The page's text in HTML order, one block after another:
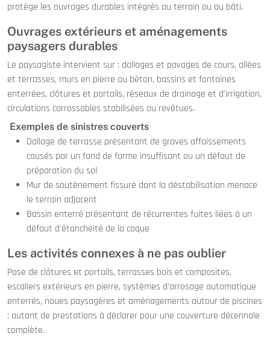
protège les ouvrages durables intégrés au terrain ou au bâti.
Ouvrages extérieurs et aménagements
paysagers durables
Le paysagiste intervient sur : dallages et pavages de cours, allées
et terrasses, murs en pierre ou béton, bassins et fontaines
enterrées, clôtures et portails, réseaux de drainage et d'irrigation,
circulations carrossables stabilisées ou revêtues.
Exemples de sinistres couverts
Dallage de terrasse présentant de graves affaissements
causés par un fond de forme insuffisant ou un défaut de
préparation du sol
Mur de soutènement fissuré dont la déstabilisation menace
le terrain adjacent
Bassin enterré présentant de récurrentes fuites liées à un
défaut d'étanchéité de la coque
Les activités connexes à ne pas oublier
Pose de clôtures et portails, terrasses bois et composites,
escaliers extérieurs en pierre, systèmes d'arrosage automatique
enterrés, noues paysagères et aménagements autour de piscines
: autant de prestations à déclarer pour une couverture décennale
complète.